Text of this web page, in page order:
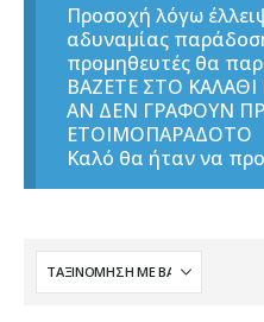
Προσοχή λόγω
αδυναμίας
προμηθευτές θα
ΒΑΖΕΤΕ ΣΤΟ
ΑΝ ΔΕΝ ΓΡΑΦΟΥΝ
ΕΤΟΙΜΟΠΑΡΑΔΟΤΟ
Καλό θα ήταν να